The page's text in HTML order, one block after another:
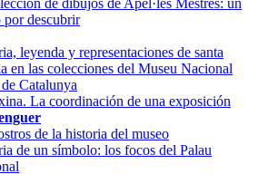
de dibujos de Apel·les Mestres: un
por descubrir
leyenda y representaciones de santa
en las colecciones del Museu Nacional
Catalunya
La coordinación de una exposición
de la historia del museo
de un símbolo: los focos del Palau